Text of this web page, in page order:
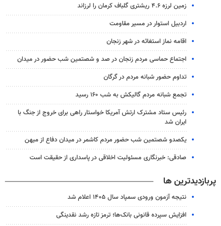
زمین لرزه ۴.۶ ریشتری گلباف کرمان را لرزاند
اردبیل استوار در مسیر مقاومت
اقامه نماز استغاثه در شهر زنجان
اجتماع حماسی مردم زنجان در صد و شصتمین شب حضور در میدان
تداوم حضور شبانه مردم در گرگان
تجمع شبانه مردم گالیکش به شب ۱۶۰ رسید
رئیس ستاد مشترک ارتش آمریکا خواستار راهی برای خروج از جنگ با
ایران شد
یکصدو شصتمین شب حضور مردم کاشمر در میدان دفاع از میهن
صادقی: خبرنگاری مسئولیت اخلاقی در پاسداری از حقیقت است
پربازدیدترین ها
نتیجه آزمون ورودی سمپاد سال ۱۴۰۵ اعلام شد
افزایش سپرده قانونی بانک‌ها؛ ترمز تازه رشد نقدینگی